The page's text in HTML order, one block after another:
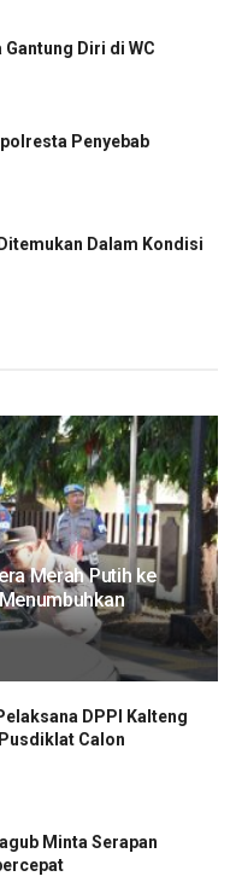
Gantung Diri di WC
Penyebab
Dalam Kondisi
Merah Putih ke
DPPI Kalteng
Calon
Minta Serapan